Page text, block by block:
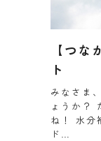
【つ
ト
みなさま
ょうか？
ね！ 水分
ド…